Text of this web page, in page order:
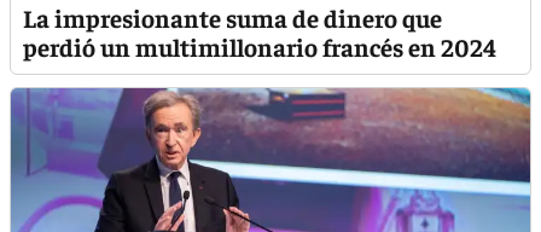
La impresionante suma de dinero que
perdió un multimillonario francés en 2024